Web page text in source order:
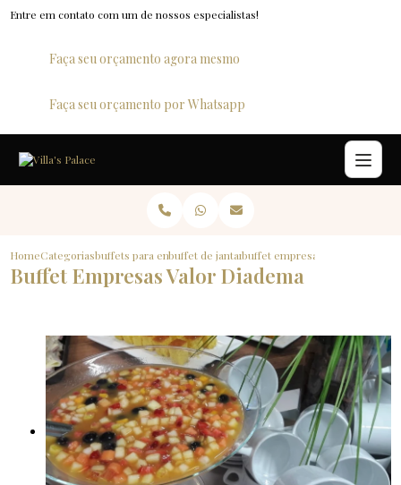
Entre em contato com um de nossos especialistas!
Faça seu orçamento agora mesmo
Faça seu orçamento por Whatsapp
HomeCategoriasbuffets para empresasbuffet de jantar para empresasbuffet empresas valor diadema
Buffet Empresas Valor Diadema